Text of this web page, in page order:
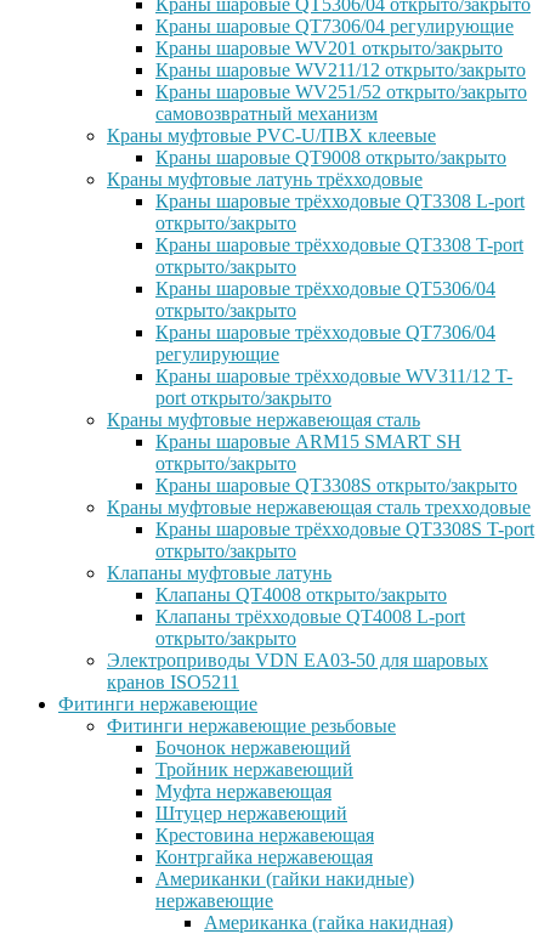
Краны шаровые QT5306/04 открыто/закрыто
Краны шаровые QT7306/04 регулирующие
Краны шаровые WV201 открыто/закрыто
Краны шаровые WV211/12 открыто/закрыто
Краны шаровые WV251/52 открыто/закрыто
самовозвратный механизм
Краны муфтовые PVC-U/ПВХ клеевые
Краны шаровые QT9008 открыто/закрыто
Краны муфтовые латунь трёхходовые
Краны шаровые трёхходовые QT3308 L-port
открыто/закрыто
Краны шаровые трёхходовые QT3308 T-port
открыто/закрыто
Краны шаровые трёхходовые QT5306/04
открыто/закрыто
Краны шаровые трёхходовые QT7306/04
регулирующие
Краны шаровые трёхходовые WV311/12 T-
port открыто/закрыто
Краны муфтовые нержавеющая сталь
Краны шаровые ARM15 SMART SH
открыто/закрыто
Краны шаровые QT3308S открыто/закрыто
Краны муфтовые нержавеющая сталь трехходовые
Краны шаровые трёхходовые QT3308S T-port
открыто/закрыто
Клапаны муфтовые латунь
Клапаны QT4008 открыто/закрыто
Клапаны трёхходовые QT4008 L-port
открыто/закрыто
Электроприводы VDN EA03-50 для шаровых
кранов ISO5211
Фитинги нержавеющие
Фитинги нержавеющие резьбовые
Бочонок нержавеющий
Тройник нержавеющий
Муфта нержавеющая
Штуцер нержавеющий
Крестовина нержавеющая
Контргайка нержавеющая
Американки (гайки накидные)
нержавеющие
Американка (гайка накидная)